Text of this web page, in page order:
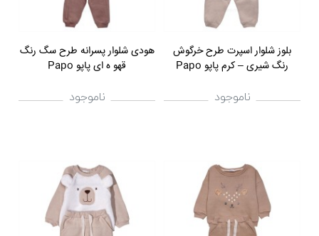
بلوز شلوار اسپرت طرح خرگوش
رنگ شیری – کرم پاپو Papo
ناموجود
هودی شلوار پسرانه طرح سگ رنگ
قهو ه ای پاپو Papo
ناموجود